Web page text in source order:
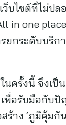
บไซต์ที่ไม่ปล
in one
ยกระดับบริ
ครั้งนี้ จึงเป็
เพื่อรับมือกับ
ร้าง ‘ภูมิคุ้ม